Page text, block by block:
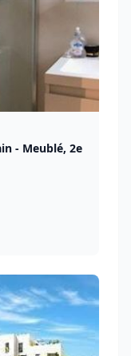
- Meublé, 2e